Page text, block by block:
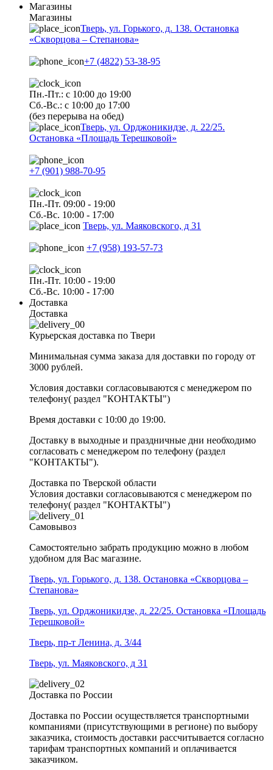
Магазины
Магазины
Тверь, ул. Горького, д. 138. Остановка
«Скворцова – Степанова»
+7 (4822) 53-38-95
Пн.-Пт.: с 10:00 до 19:00
Сб.-Вс.: с 10:00 до 17:00
(без перерыва на обед)
Тверь, ул. Орджоникидзе, д. 22/25.
Остановка «Площадь Терешковой»
+7 (901) 988-70-95
Пн.-Пт. 09:00 - 19:00
Сб.-Вс. 10:00 - 17:00
Тверь, ул. Маяковского, д 31
+7 (958) 193-57-73
Пн.-Пт. 10:00 - 19:00
Сб.-Вс. 10:00 - 17:00
Доставка
Доставка
Курьерская доставка по Твери
Минимальная сумма заказа для доставки по городу от
3000 рублей.
Условия доставки согласовываются с менеджером по
телефону( раздел "КОНТАКТЫ")
Время доставки с 10:00 до 19:00.
Доставку в выходные и праздничные дни необходимо
согласовать с менеджером по телефону (раздел
"КОНТАКТЫ").
Доставка по Тверской области
Условия доставки согласовываются с менеджером по
телефону( раздел "КОНТАКТЫ")
Самовывоз
Самостоятельно забрать продукцию можно в любом
удобном для Вас магазине.
Тверь, ул. Горького, д. 138. Остановка «Скворцова –
Степанова»
Тверь, ул. Орджоникидзе, д. 22/25. Остановка «Площадь
Терешковой»
Тверь, пр-т Ленина, д. 3/44
Тверь, ул. Маяковского, д 31
Доставка по России
Доставка по России осуществляется транспортными
компаниями (присутствующими в регионе) по выбору
заказчика, стоимость доставки рассчитывается согласно
тарифам транспортных компаний и оплачивается
заказчиком.